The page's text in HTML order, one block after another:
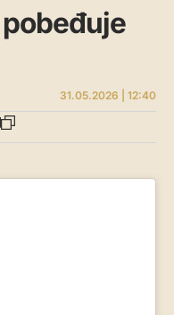
31.05.2026 | 12:40